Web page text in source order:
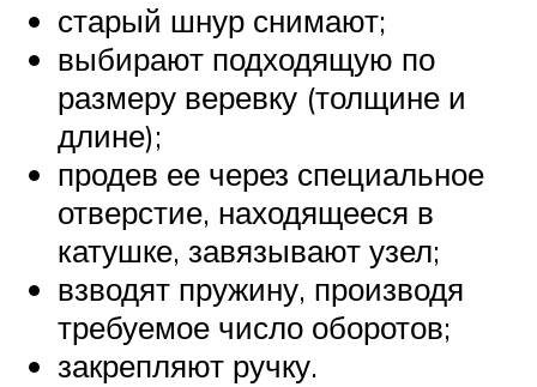
старый шнур снимают;
выбирают подходящую по
размеру веревку (толщине и
длине);
продев ее через специальное
отверстие, находящееся в
катушке, завязывают узел;
взводят пружину, производя
требуемое число оборотов;
закрепляют ручку.